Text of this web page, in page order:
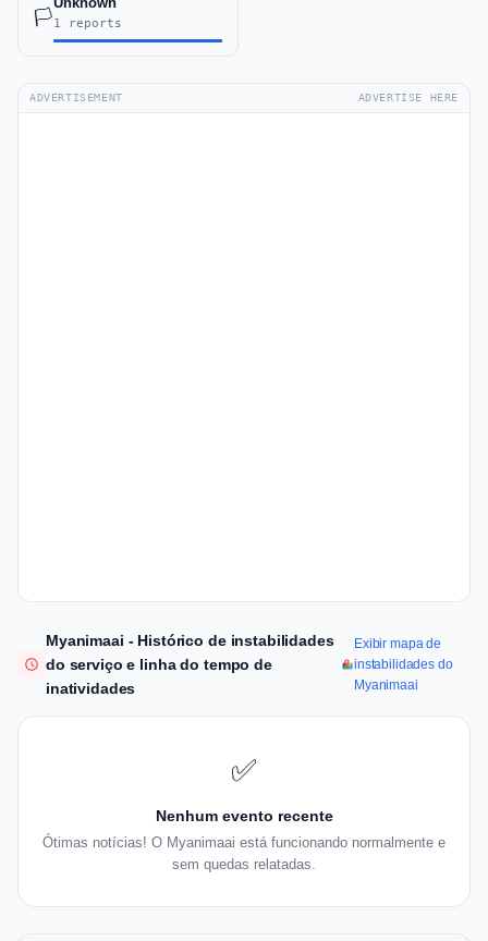
🏳️1 reports
ADVERTISEMENT ADVERTISE HERE
Myanimaai - Histórico de instabilidades
do serviço e linha do tempo de
inatividades
Exibir mapa de
instabilidades do
Myanimaai
✅
Nenhum evento recente
Ótimas notícias! O Myanimaai está funcionando normalmente e
sem quedas relatadas.